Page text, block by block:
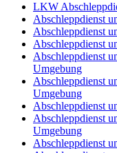
LKW
Abschleppdienst
Abschleppdienst
Abschleppdienst
Abschleppdienst
Umgebung
Abschleppdienst
Umgebung
Abschleppdienst
Abschleppdienst
Umgebung
Abschleppdienst